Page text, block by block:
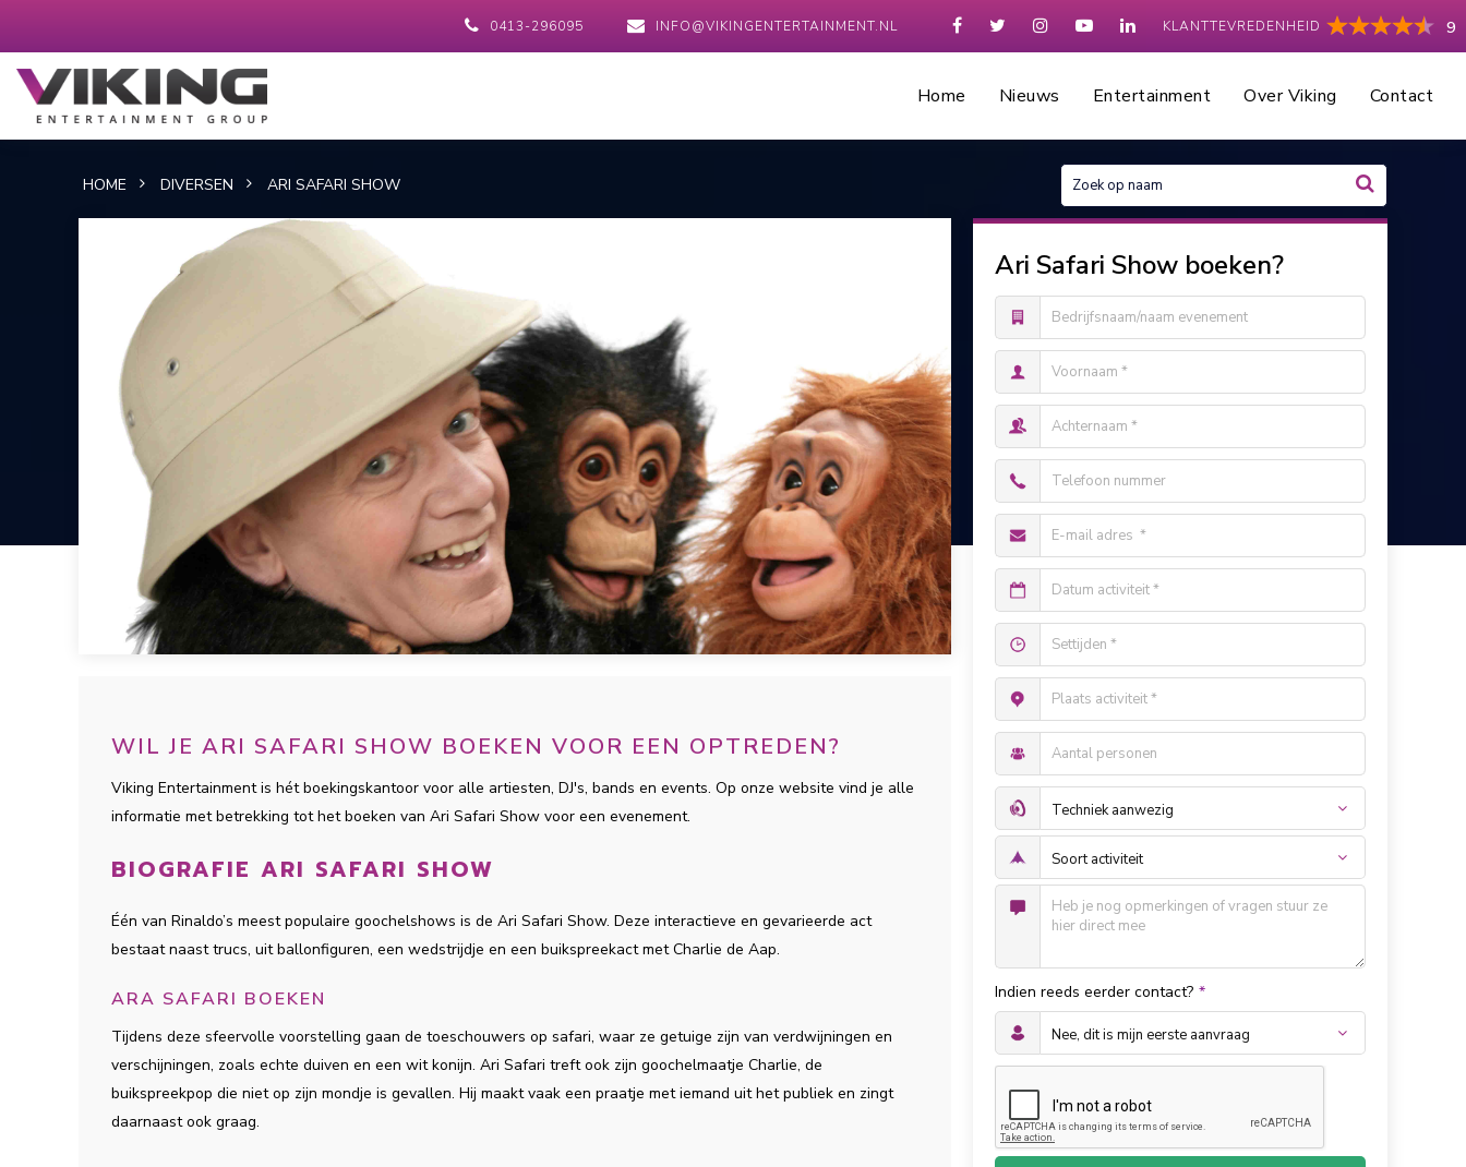
KLANTTEVREDENHEID 9
0413-296095 INFO@VIKINGENTERTAINMENT.NL
Home Nieuws Entertainment Over Viking Contact
HOME DIVERSEN ARI SAFARI SHOW
WIL JE ARI SAFARI SHOW BOEKEN VOOR EEN OPTREDEN?
Viking Entertainment is hét boekingskantoor voor alle artiesten, DJ's, bands en events. Op onze website vind je alle
informatie met betrekking tot het boeken van Ari Safari Show voor een evenement.
BIOGRAFIE ARI SAFARI SHOW
Één van Rinaldo’s meest populaire goochelshows is de Ari Safari Show. Deze interactieve en gevarieerde act
bestaat naast trucs, uit ballonfiguren, een wedstrijdje en een buikspreekact met Charlie de Aap.
ARA SAFARI BOEKEN
Tijdens deze sfeervolle voorstelling gaan de toeschouwers op safari, waar ze getuige zijn van verdwijningen en
verschijningen, zoals echte duiven en een wit konijn. Ari Safari treft ook zijn goochelmaatje Charlie, de
buikspreekpop die niet op zijn mondje is gevallen. Hij maakt vaak een praatje met iemand uit het publiek en zingt
daarnaast ook graag.
Ari Safari Show boeken?
Indien reeds eerder contact? *